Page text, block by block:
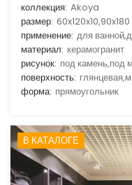
коллекция: Akoya
размер: 60x120x10,90x180
применение: для
материал: керамогранит
рисунок: под камень,под
поверхность:
форма: прямоугольник
В КАТАЛОГЕ